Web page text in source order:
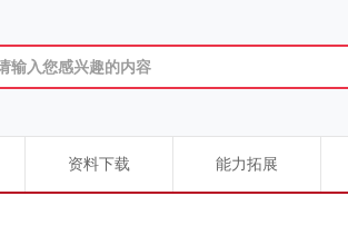
资料下载 能力拓展